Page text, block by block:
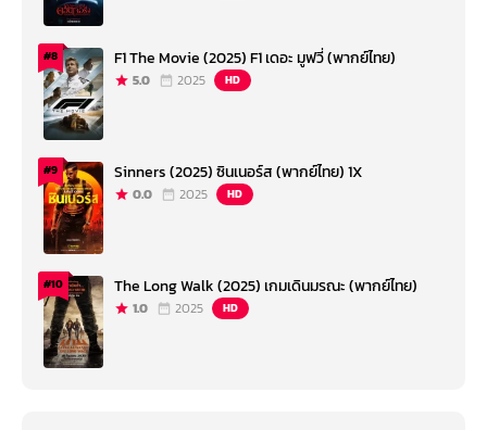
#8 F1 The Movie (2025) F1 เดอะ มูฟวี่ (พากย์ไทย)
5.0 2025 HD
#9 Sinners (2025) ซินเนอร์ส (พากย์ไทย) 1X
0.0 2025 HD
#10 The Long Walk (2025) เกมเดินมรณะ (พากย์ไทย)
1.0 2025 HD